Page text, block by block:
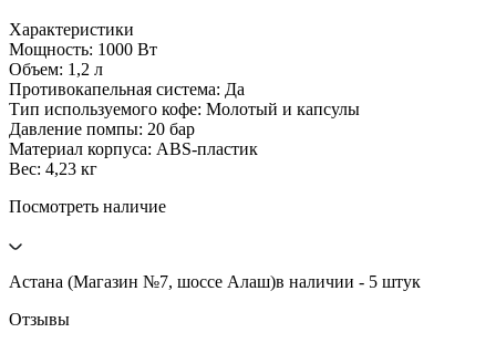
Характеристики
Мощность: 1000 Вт
Объем: 1,2 л
Противокапельная система: Да
Тип используемого кофе: Молотый и капсулы
Давление помпы: 20 бар
Материал корпуса: ABS-пластик
Вес: 4,23 кг
Посмотреть наличие
Астана (Магазин №7, шоссе Алаш)в наличии - 5 штук
Отзывы